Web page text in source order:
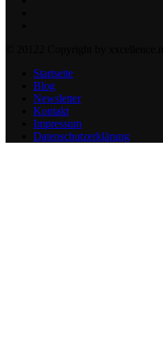
Startseite
Blog
Newsletter
Kontakt
Impressum
Datenschutzerklärung